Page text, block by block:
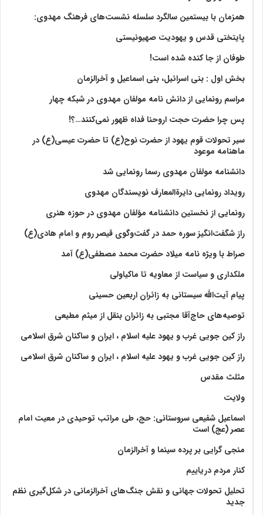
همزمان با بیستمین سالگرد سلسله نشست‌های فرهنگ مهدوی:‌
پایتختی قدس و یهودیت صهیونیستی
طوفان از جا کنده شده است!
بخش اول : بنی اسرائیل، بنی اسماعیل و آخرالزمان
مراسم رونمایی از دانش نامه مولفان مهدوی در شبکه چهار
پس چرا حضرت حجت اروحنا فداه ظهور نمی‌کنند…؟!
سیر تحولات قوم یهود از حضرت نوح(ع) تا حضرت عیسی(ع) در
ماهنامه موعود
دانشنامه مولفان مهدوی رسما رونمایی شد
رویداد رونمایی دایرةالمعارف نویسندگان مهدوی
رونمایی از نخستین دانشنامه مؤلفان مهدوی در حوزه هنری
راز شگفت‌انگیز سوره حمد در گفت‌وگوی قیصر روم و امام هادی(ع)
صراط با ویژه نامه میلاد حضرت محمد مصطفی(ع) آمد
ملکداری و سیاست از معاویه تا ماکیاولی
پیام آیت‌الله سیستانی به زائران اربعین حسینی
توصیه‌های حاج‌آقا مجتبی به زائران بنقل از میثم مطیعی
راز کین جویی غرب و یهود علیه اسلام ، ایران و ساکنان شرق اسلامی
راز کین جویی غرب و یهود علیه اسلام ، ایران و ساکنان شرق اسلامی
مثلث مقدس
ولايت‏
اسماعیل شفیعی سروستانی: حج، طی مراتب توحیدی در معیت امام
عصر (عج) است
منجی گرایی بر پرده سینما و آخرالزمان
کنار مردم دریاییم
تحلیل تحولات جهانی و نقش جنگ‌های آخرالزمانی در شکل‌گیری نظم
جدید